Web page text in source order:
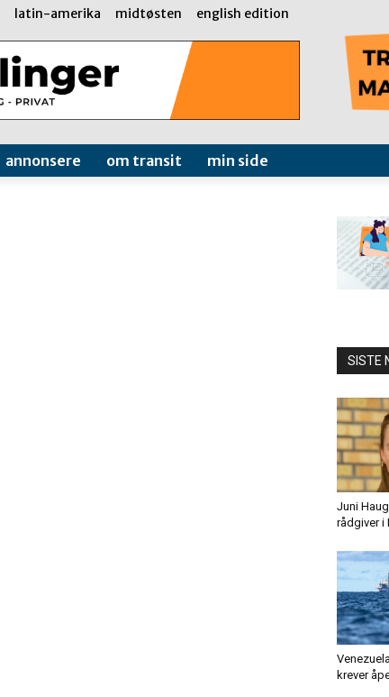
latin-amerika midtøsten english edition
annonsere om transit min side
SISTE
Juni
rådgiver i
krever